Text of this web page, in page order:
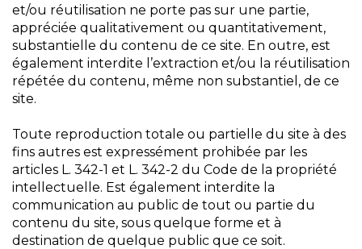
et/ou réutilisation ne porte pas sur une partie,
appréciée qualitativement ou quantitativement,
substantielle du contenu de ce site. En outre, est
également interdite l’extraction et/ou la réutilisation
répétée du contenu, même non substantiel, de ce
site.
Toute reproduction totale ou partielle du site à des
fins autres est expressément prohibée par les
articles L. 342-1 et L. 342-2 du Code de la propriété
intellectuelle. Est également interdite la
communication au public de tout ou partie du
contenu du site, sous quelque forme et à
destination de quelque public que ce soit.